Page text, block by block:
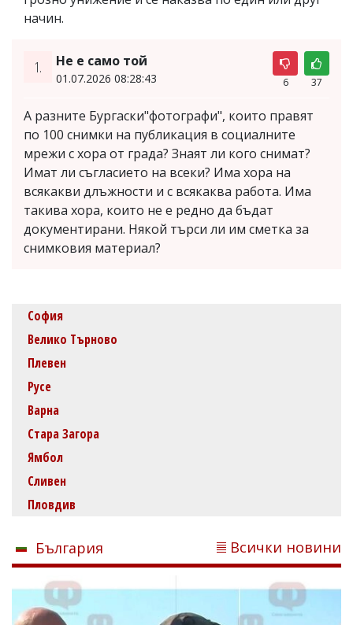
начин.
1. Не е само той
01.07.2026 08:28:43 6 37
А разните Бургаски"фотографи", които правят
по 100 снимки на публикация в социалните
мрежи с хора от града? Знаят ли кого снимат?
Имат ли съгласието на всеки? Има хора на
всякакви длъжности и с всякаква работа. Има
такива хора, които не е редно да бъдат
документирани. Някой търси ли им сметка за
снимковия материал?
София
Велико Търново
Плевен
Русе
Варна
Стара Загора
Ямбол
Сливен
Пловдив
България Всички новини